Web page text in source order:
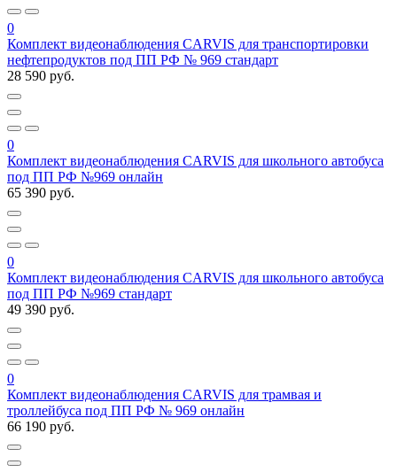
0
Комплект видеонаблюдения CARVIS для транспортировки
нефтепродуктов под ПП РФ № 969 стандарт
28 590 руб.
0
Комплект видеонаблюдения CARVIS для школьного автобуса
под ПП РФ №969 онлайн
65 390 руб.
0
Комплект видеонаблюдения CARVIS для школьного автобуса
под ПП РФ №969 стандарт
49 390 руб.
0
Комплект видеонаблюдения CARVIS для трамвая и
троллейбуса под ПП РФ № 969 онлайн
66 190 руб.